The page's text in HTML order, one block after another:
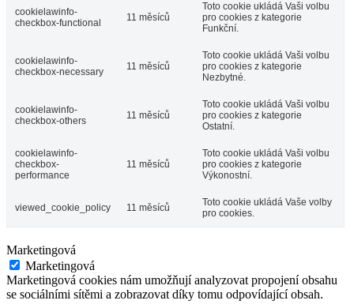
cookielawinfo-
checkbox-functional
11 měsíců
Toto cookie ukládá Vaši volbu
pro cookies z kategorie
Funkční.
cookielawinfo-
checkbox-necessary
11 měsíců
Toto cookie ukládá Vaši volbu
pro cookies z kategorie
Nezbytné.
cookielawinfo-
checkbox-others
11 měsíců
Toto cookie ukládá Vaši volbu
pro cookies z kategorie
Ostatní.
cookielawinfo-
checkbox-
performance
11 měsíců
Toto cookie ukládá Vaši volbu
pro cookies z kategorie
Výkonostní.
viewed_cookie_policy 11 měsíců
Toto cookie ukládá Vaše volby
pro cookies.
Marketingová
Marketingová
Marketingová cookies nám umožňují analyzovat propojení obsahu
se sociálními sítěmi a zobrazovat díky tomu odpovídající obsah.